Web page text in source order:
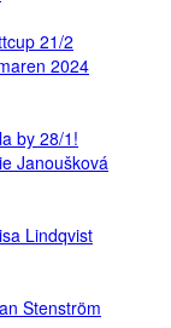
21/2
2024
by 28/1!
Janoušková
Lindqvist
Stenström